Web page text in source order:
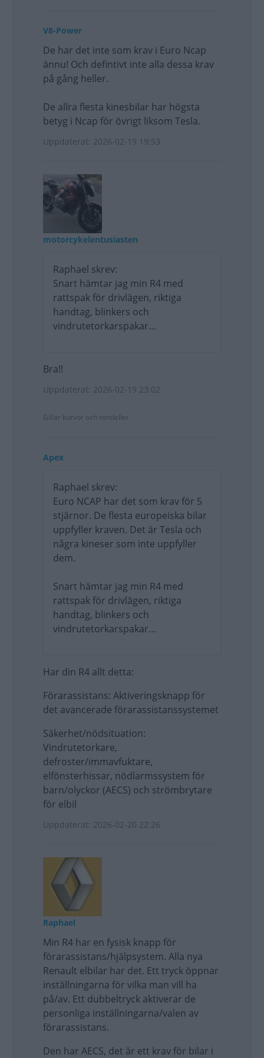
V8-Power
De har det inte som krav i Euro Ncap
ännu! Och defintivt inte alla dessa krav
på gång heller.
De allra flesta kinesbilar har högsta
betyg i Ncap för övrigt liksom Tesla.
Uppdaterat: 2026-02-19 19:53
motorcykelentusiasten
Raphael skrev:
Snart hämtar jag min R4 med
rattspak för drivlägen, riktiga
handtag, blinkers och
vindrutetorkarspakar…
Bra!!
Uppdaterat: 2026-02-19 23:02
Gillar kurvor och rondeller
Apex
Raphael skrev:
Euro NCAP har det som krav för 5
stjärnor. De flesta europeiska bilar
uppfyller kraven. Det är Tesla och
några kineser som inte uppfyller
dem.
Snart hämtar jag min R4 med
rattspak för drivlägen, riktiga
handtag, blinkers och
vindrutetorkarspakar…
Har din R4 allt detta:
Förarassistans: Aktiveringsknapp för
det avancerade förarassistanssystemet
Säkerhet/nödsituation:
Vindrutetorkare,
defroster/immavfuktare,
elfönsterhissar, nödlarmssystem för
barn/olyckor (AECS) och strömbrytare
för elbil
Uppdaterat: 2026-02-20 22:26
Raphael
Min R4 har en fysisk knapp för
förarassistans/hjälpsystem. Alla nya
Renault elbilar har det. Ett tryck öppnar
inställningarna för vilka man vill ha
på/av. Ett dubbeltryck aktiverar de
personliga inställningarna/valen av
förarassistans.
Den har AECS, det är ett krav för bilar i